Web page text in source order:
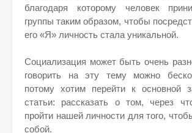
благодаря которому человек
группы таким образом, чтобы
его «Я» личность стала уникальной.
Социализация может быть очень
говорить на эту тему можно
потому хотим перейти к основной
статьи: рассказать о том, через
пройти нашей личности для того,
собой.